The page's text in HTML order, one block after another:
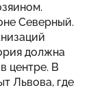
Северный.
должна
центре. В
Львова, где